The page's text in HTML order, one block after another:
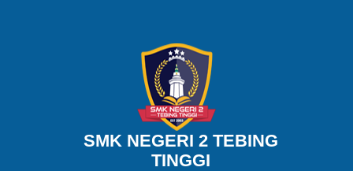
SMK NEGERI 2 TEBING
TINGGI